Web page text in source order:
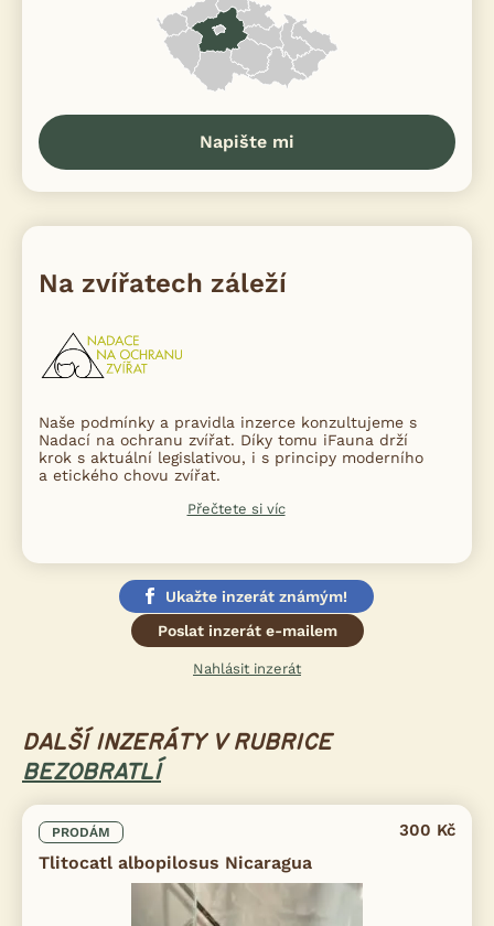
Napište mi
Na zvířatech záleží
Naše podmínky a pravidla inzerce konzultujeme s
Nadací na ochranu zvířat. Díky tomu iFauna drží
krok s aktuální legislativou, i s principy moderního
a etického chovu zvířat.
Přečtete si víc
Ukažte inzerát známým!
Poslat inzerát e-mailem
Nahlásit inzerát
DALŠÍ INZERÁTY V RUBRICE
BEZOBRATLÍ
PRODÁM
Tlitocatl albopilosus Nicaragua
300 Kč